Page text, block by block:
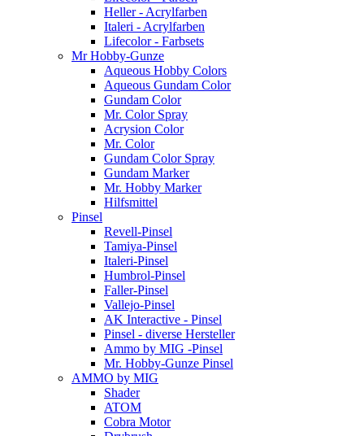
Heller - Acrylfarben
Italeri - Acrylfarben
Lifecolor - Farbsets
Mr Hobby-Gunze
Aqueous Hobby Colors
Aqueous Gundam Color
Gundam Color
Mr. Color Spray
Acrysion Color
Mr. Color
Gundam Color Spray
Gundam Marker
Mr. Hobby Marker
Hilfsmittel
Pinsel
Revell-Pinsel
Tamiya-Pinsel
Italeri-Pinsel
Humbrol-Pinsel
Faller-Pinsel
Vallejo-Pinsel
AK Interactive - Pinsel
Pinsel - diverse Hersteller
Ammo by MIG -Pinsel
Mr. Hobby-Gunze Pinsel
AMMO by MIG
Shader
ATOM
Cobra Motor